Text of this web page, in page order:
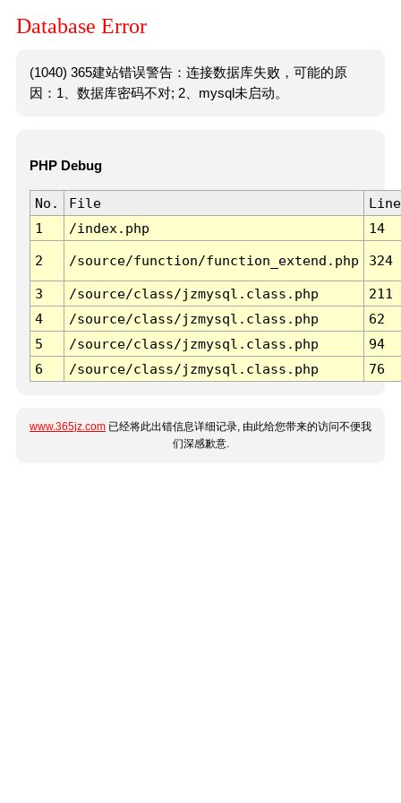
Database Error
(1040) 365建站错误警告：连接数据库失败，可能的原
因：1、数据库密码不对; 2、mysql未启动。
PHP Debug
No. File
Line
1
/index.php 14
2 /source/function/function_extend.php 324
3 /source/class/jzmysql.class.php
211
4
/source/class/jzmysql.class.php
62
5
/source/class/jzmysql.class.php
94
6
/source/class/jzmysql.class.php 76
www.365jz.com 已经将此出错信息详细记录, 由此给您带来的访问不便我
们深感歉意.